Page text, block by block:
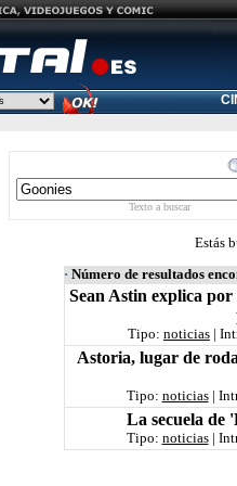
Texto a buscar
Estás
· Número de resultados
Sean Astin explica
Tipo: noticias |
Astoria, lugar de
Tipo: noticias|
La secuela de
Tipo: noticias|